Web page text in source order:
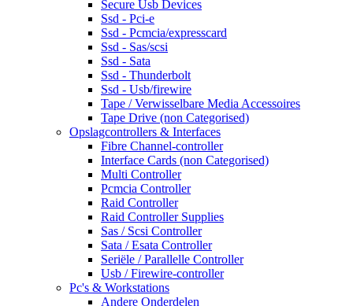
Secure Usb Devices
Ssd - Pci-e
Ssd - Pcmcia/expresscard
Ssd - Sas/scsi
Ssd - Sata
Ssd - Thunderbolt
Ssd - Usb/firewire
Tape / Verwisselbare Media Accessoires
Tape Drive (non Categorised)
Opslagcontrollers & Interfaces
Fibre Channel-controller
Interface Cards (non Categorised)
Multi Controller
Pcmcia Controller
Raid Controller
Raid Controller Supplies
Sas / Scsi Controller
Sata / Esata Controller
Seriële / Parallelle Controller
Usb / Firewire-controller
Pc's & Workstations
Andere Onderdelen